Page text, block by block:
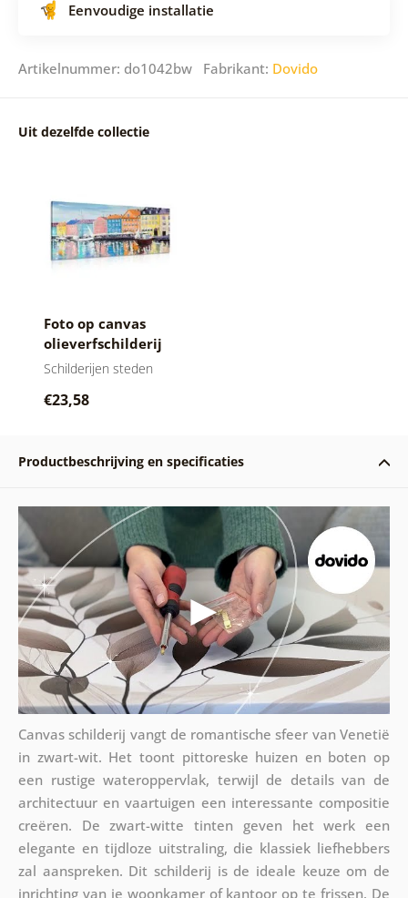
Eenvoudige installatie
Artikelnummer: do1042bw Fabrikant: Dovido
Uit dezelfde collectie
Foto op canvas
olieverfschilderij
Venetië
Schilderijen steden
€23,58
Productbeschrijving en specificaties
Canvas schilderij vangt de romantische sfeer van Venetië
in zwart-wit. Het toont pittoreske huizen en boten op
een rustige wateroppervlak, terwijl de details van de
architectuur en vaartuigen een interessante compositie
creëren. De zwart-witte tinten geven het werk een
elegante en tijdloze uitstraling, die klassiek liefhebbers
zal aanspreken. Dit schilderij is de ideale keuze om de
inrichting van je woonkamer of kantoor op te frissen. De